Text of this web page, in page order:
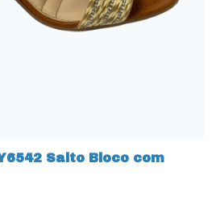
Salto Bloco com